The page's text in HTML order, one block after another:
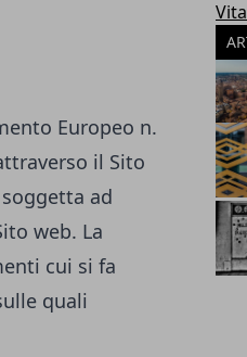
Europeo n.
il Sito
ad
web. La
cui si fa
quali